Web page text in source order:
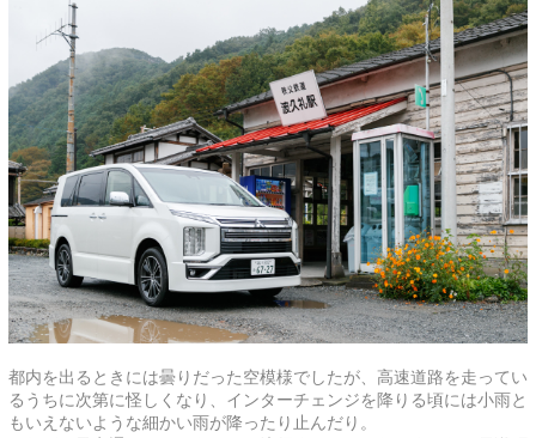
都内を出るときには曇りだった空模様でしたが、高速道路を走ってい
るうちに次第に怪しくなり、インターチェンジを降りる頃には小雨と
もいえないような細かい雨が降ったり止んだり。